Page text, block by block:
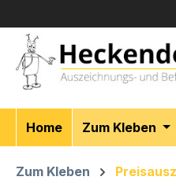
Home Zum Kleben
Zum Kleben